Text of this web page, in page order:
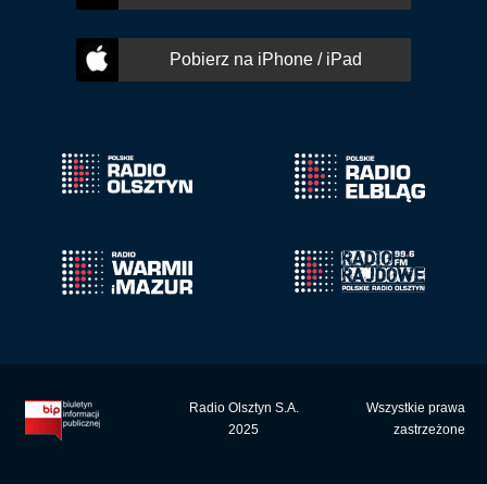
Pobierz na iPhone / iPad
Radio Olsztyn S.A.
2025
Wszystkie prawa
zastrzeżone